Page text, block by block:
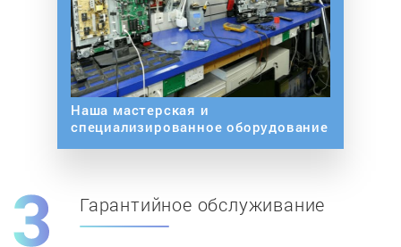
Наша мастерская и
специализированное оборудование
Гарантийное обслуживание